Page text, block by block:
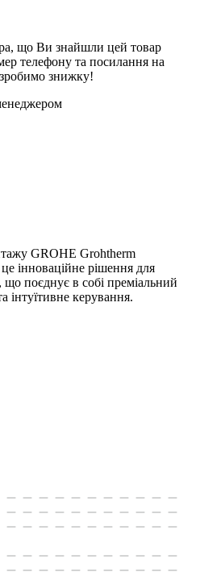
що Ви знайшли цей товар
телефону та посилання на
знижку!
GROHE Grohtherm
інноваційне рішення для
що поєднує в собі преміальний
інтуїтивне керування.